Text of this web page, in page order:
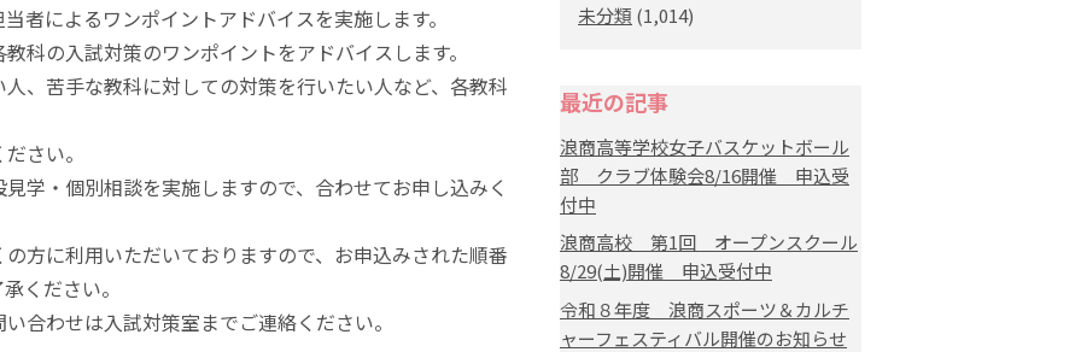
者によるワンポイントアドバイスを実施します。
科の入試対策のワンポイントをアドバイスします。
、苦手な教科に対しての対策を行いたい人など、各教科
さい。
学・個別相談を実施しますので、合わせてお申し込みく
方に利用いただいておりますので、お申込みされた順番
ください。
合わせは入試対策室までご連絡ください。
未分類 (1,014)
最近の記事
浪商高等学校女子バスケットボール
部 クラブ体験会8/16開催 申込受
付中
浪商高校 第1回 オープンスクール
8/29(土)開催 申込受付中
令和８年度 浪商スポーツ＆カルチ
ャーフェスティバル開催のお知らせ